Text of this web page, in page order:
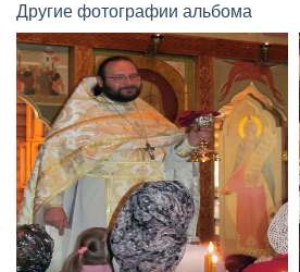
Другие фотографии альбома